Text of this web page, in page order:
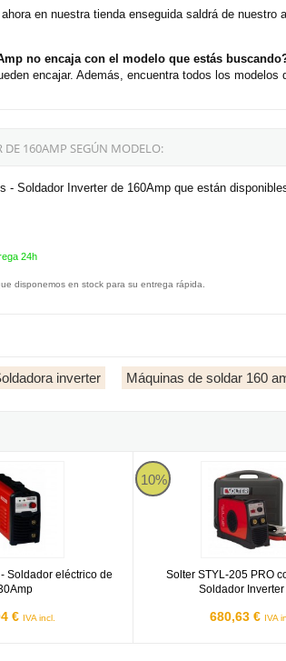
en nuestra tienda enseguida saldrá de nuestro
no encaja con el modelo que estás
encajar. Además, encuentra todos los
DE 160AMP SEGÚN MODELO:
Soldador Inverter de 160Amp que están
24h
disponemos en stock para su entrega rápida.
inverter Máquinas de soldar 160
Soldador eléctrico de
€ IVA incl.
10%
Solter STYL-205 PRO
Soldador Inverter
680,63 € IVA
Solter STYL-205 PRO